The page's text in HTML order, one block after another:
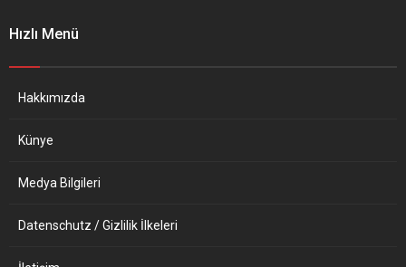
165 milyondan fazla vaka
Hızlı Menü
Hakkımızda
Künye
Medya Bilgileri
Datenschutz / Gizlilik İlkeleri